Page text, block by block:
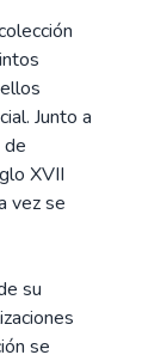
Junto a
XVII
vez se
su
se